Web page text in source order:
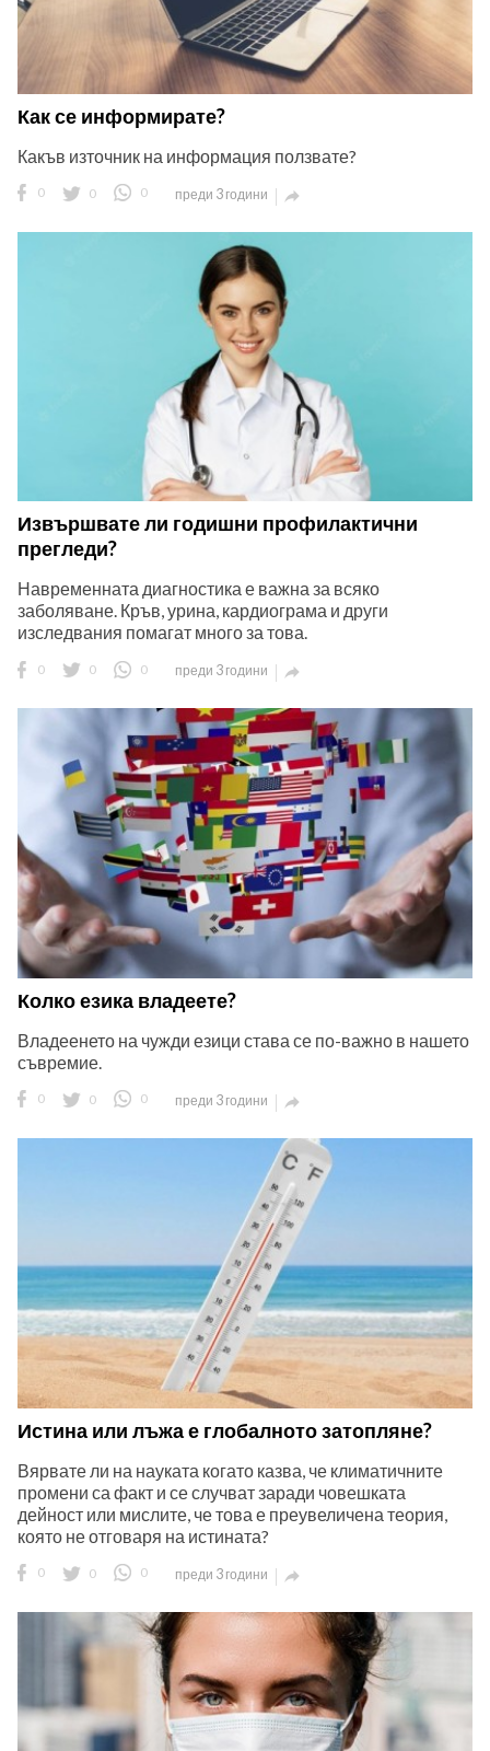
Как се информирате?
Какъв източник на информация ползвате?
0 0 0 преди 3 години 
Извършвате ли годишни профилактични
прегледи?
Навременната диагностика е важна за всяко
заболяване. Кръв, урина, кардиограма и други
изследвания помагат много за това.
0 0 0 преди 3 години 
Колко езика владеете?
Владеенето на чужди езици става се по-важно в нашето
съвремие.
0 0 0 преди 3 години 
Истина или лъжа е глобалното затопляне?
Вярвате ли на науката когато казва, че климатичните
промени са факт и се случват заради човешката
дейност или мислите, че това е преувеличена теория,
която не отговаря на истината?
0 0 0 преди 3 години 